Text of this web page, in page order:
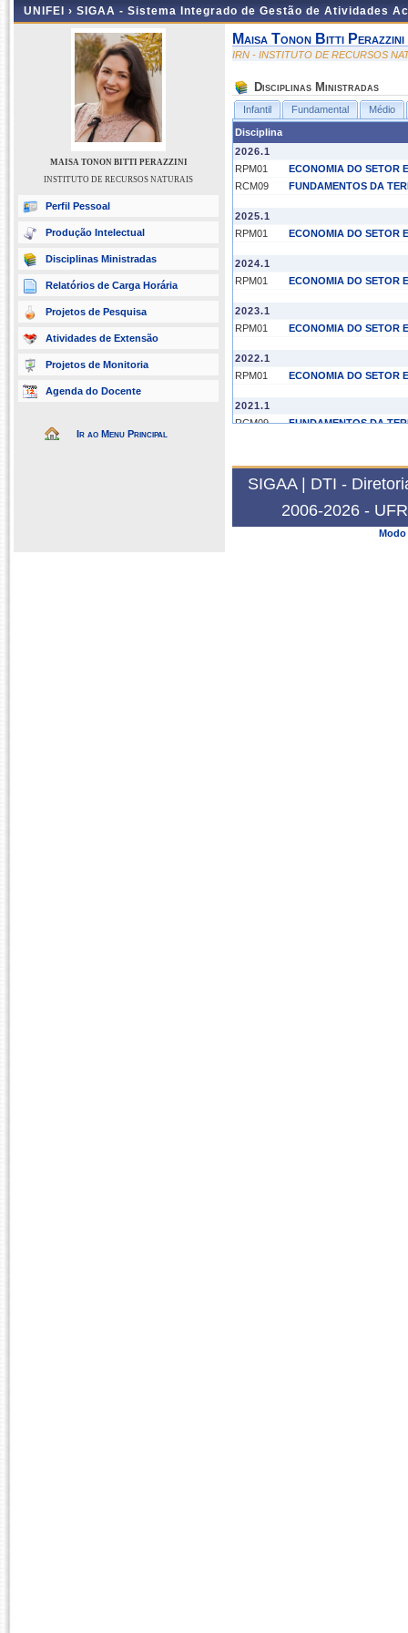
UNIFEI › SIGAA - Sistema Integrado de Gestão de Atividades
MAISA TONON BITTI PERAZZINI
INSTITUTO DE RECURSOS NATURAIS
Perfil Pessoal
Produção Intelectual
Disciplinas Ministradas
Relatórios de Carga Horária
Projetos de Pesquisa
Atividades de Extensão
Projetos de Monitoria
Agenda do Docente
Ir ao Menu Principal
Maisa Tonon Bitti Perazzini
IRN - INSTITUTO DE RECURSOS
Disciplinas Ministradas
Infantil Fundamental Médio
Disciplina
2026.1
RPM01
ECONOMIA DO SETOR
RCM09
FUNDAMENTOS DA
2025.1
RPM01
ECONOMIA DO SETOR
2024.1
RPM01
ECONOMIA DO SETOR
2023.1
RPM01
ECONOMIA DO SETOR
2022.1
RPM01
ECONOMIA DO SETOR
2021.1
RCM09
FUNDAMENTOS DA
SIGAA | DTI -
2006-2026 -
Modo